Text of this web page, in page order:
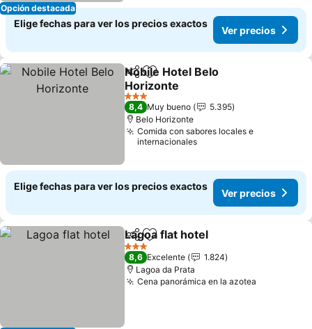
Opción destacada
Elige fechas para ver los precios exactos
Ver precios
CompartirAgregar a favoritos
Nobile Hotel Belo
Horizonte
Ver precios
3 Estrellas
8,4 Muy bueno
5.395
Belo Horizonte
Comida con sabores locales e
internacionales
Elige fechas para ver los precios exactos
Ver precios
CompartirAgregar a favoritos
Lagoa flat hotel
3 Estrellas
8,6 Excelente
1.824
Lagoa da Prata
Cena panorámica en la azotea